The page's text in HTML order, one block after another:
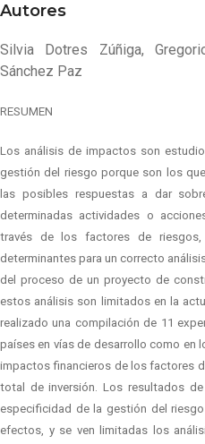
Autores
Silvia Dotres Zúñiga,
Sánchez Paz
RESUMEN
Los análisis de impactos son
gestión del riesgo porque son los
las posibles respuestas a dar
determinadas actividades o
través de los factores de
determinantes para un correcto
del proceso de un proyecto de
estos análisis son limitados en la
realizado una compilación de 11
países en vías de desarrollo como en
impactos financieros de los factores
total de inversión. Los resultados
especificidad de la gestión del
efectos, y se ven limitadas los